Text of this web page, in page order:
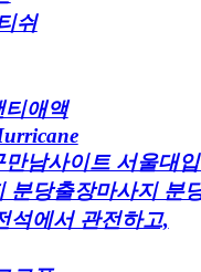
쉬
티애액
만남사이트 서울대
분당출장마사지 분
석에서 관전하고,